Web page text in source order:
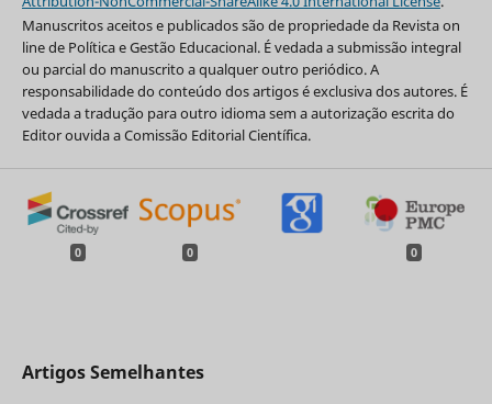
Manuscritos aceitos e publicados são de propriedade da Revista on
line de Política e Gestão Educacional. É vedada a submissão integral
ou parcial do manuscrito a qualquer outro periódico. A
responsabilidade do conteúdo dos artigos é exclusiva dos autores. É
vedada a tradução para outro idioma sem a autorização escrita do
Editor ouvida a Comissão Editorial Científica.
0 0 0
Artigos Semelhantes